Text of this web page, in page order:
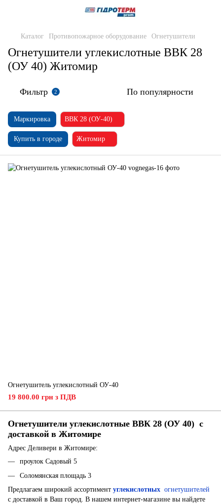
Каталог Противопожарное оборудование Огнетушители
Огнетушители углекислотные ВВК 28
(ОУ 40) Житомир
Фильтр 2 По популярности
Маркировка ВВК 28 (ОУ-40)
Купить в городе Житомир
Огнетушитель углекислотный ОУ-40
19 800.00 грн з ПДВ
Огнетушители углекислотные ВВК 28 (ОУ 40) с
доставкой в ​​ Житомире
Адрес Деливери в Житомире:
проулок Садовый 5
Соломянская площадь 3
Предлагаем широкий ассортимент углекислотных огнетушителей
с доставкой в ​​Ваш город. В нашем интернет-магазине вы найдете